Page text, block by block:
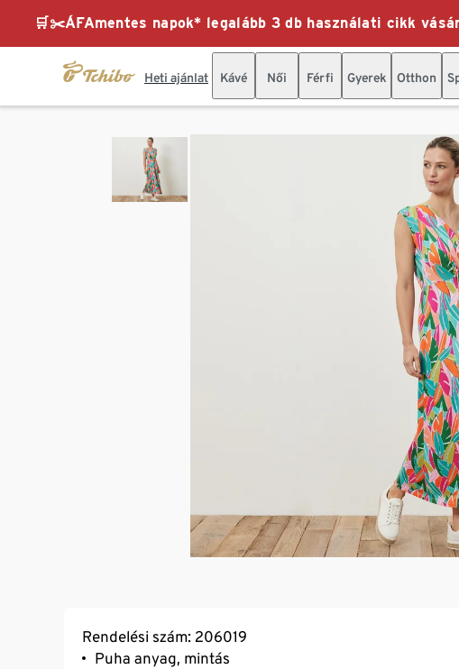
🛒✂️ÁFAmentes napok* legalább 3 db használati cikk
Heti ajánlat Kávé Női Férfi Gyerek Otthon
Rendelési szám: 206019
Puha anyag, mintás